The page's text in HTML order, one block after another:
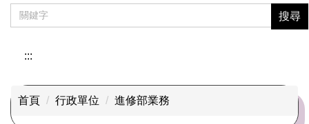
搜尋
:::
首頁 行政單位 進修部業務